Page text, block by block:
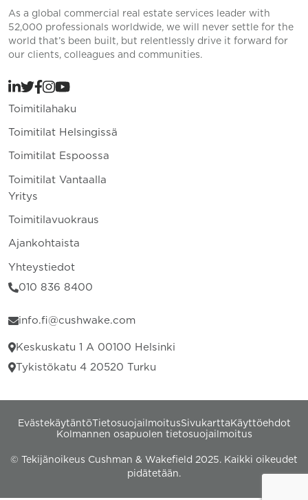
As a global commercial real estate services leader with
52,000 professionals worldwide, we will never settle for the
world that’s been built, but relentlessly drive it forward for
our clients, colleagues and communities.
Toimitilahaku
Toimitilat Helsingissä
Toimitilat Espoossa
Toimitilat Vantaalla
Yritys
Toimitilavuokraus
Ajankohtaista
Yhteystiedot
010 836 8400
info.fi@cushwake.com
Keskuskatu 1 A 00100 Helsinki
Tykistökatu 4 20520 Turku
EvästekäytäntöTietosuojailmoitusSivukartta Käyttöehdot
Kolmannen osapuolen tietosuojailmoitus
© Tekijänoikeus Cushman & Wakefield 2025. Kaikki oikeudet
pidätetään.